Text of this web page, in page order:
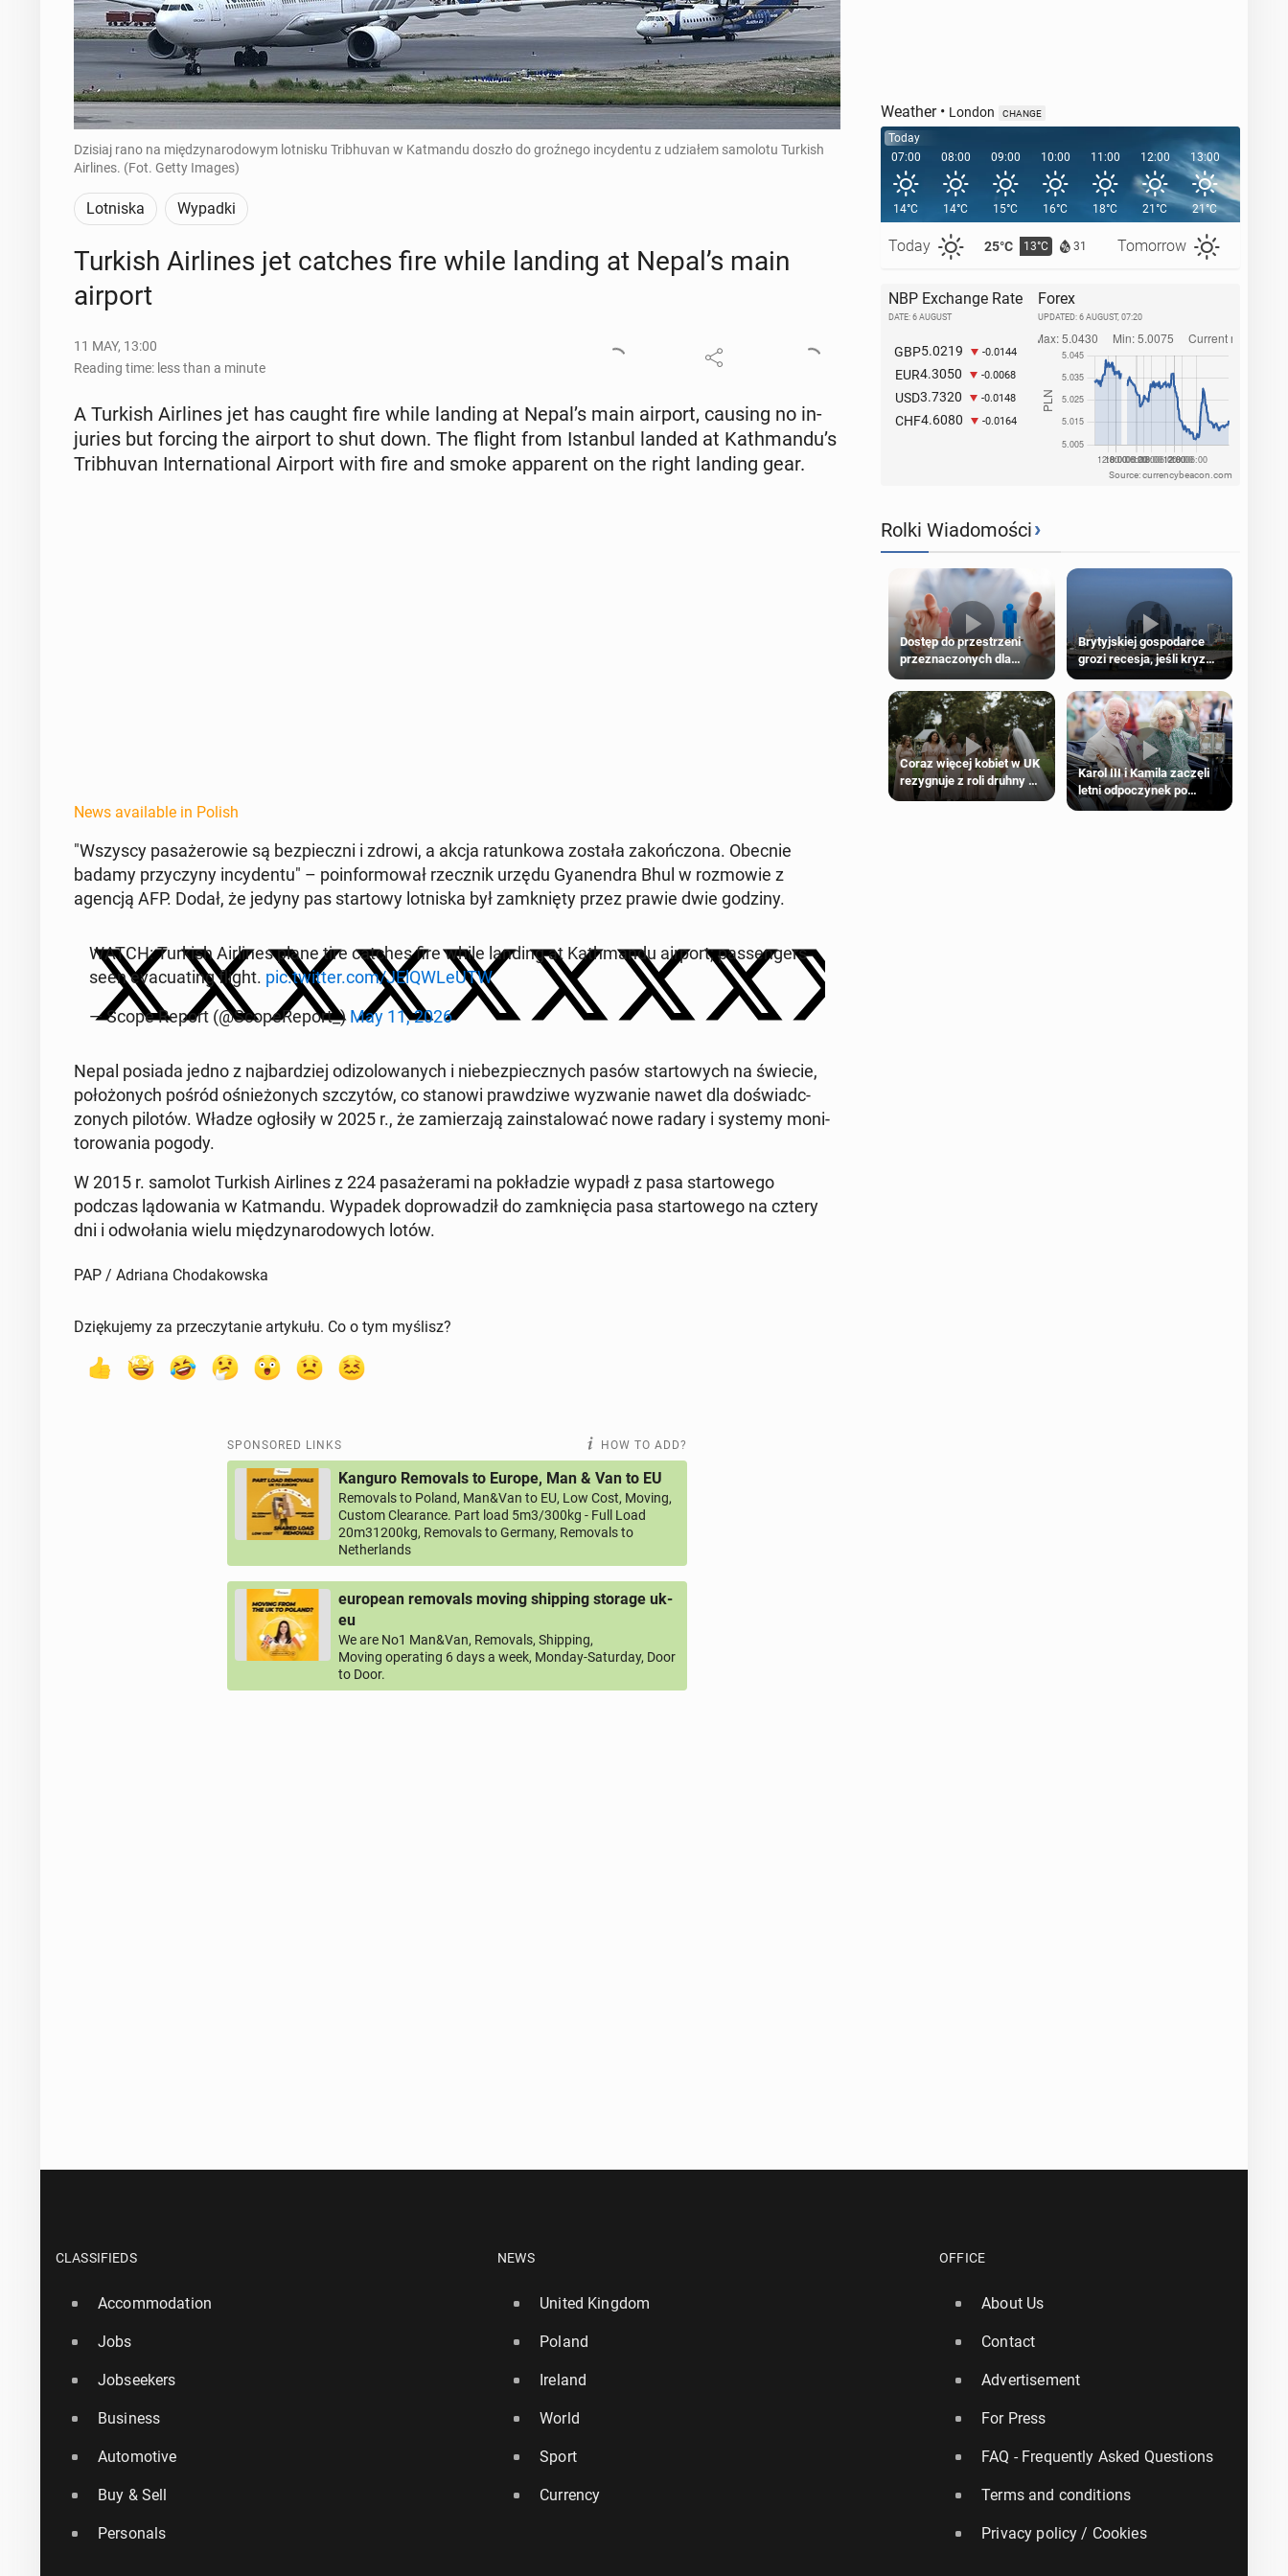
Dzisiaj rano na międzynarodowym lotnisku Tribhuvan w Katmandu doszło do groźnego incydentu z udziałem samolotu Turkish
Airlines. (Fot. Getty Images)
Lotniska Wypadki
Turkish Air­lines jet catches fire while landing at Nepal’s main
airport
11 MAY, 13:00
Reading time: less than a minute
A Turkish Air­lines jet has caught fire while landing at Nepal’s main airport, causing no in­
juries but forcing the airport to shut down. The flight from Is­tan­bul landed at Kath­man­du’s
Trib­hu­van In­ter­na­tion­al Airport with fire and smoke ap­par­ent on the right landing gear.
News available in Polish
"Wszyscy pasażerowie są bez­pieczni i zdrowi, a akcja ratunkowa została za­końc­zona. Obecnie
badamy przy­czyny in­cy­den­tu" – poin­for­mował rzecznik urzędu Gya­nen­dra Bhul w roz­mowie z
agencją AFP. Dodał, że jedyny pas star­towy lot­niska był zamknię­ty przez prawie dwie godziny.
WATCH: Turkish Air­lines plane tire catches fire while landing at Kath­man­du airport; pas­sen­gers
seen evac­u­at­ing flight. pic.twitter.com/JElQWLeUTW
— Scope Report (@Scop­eRe­port_)May 11, 2026
Nepal posiada jedno z na­jbardziej odi­zolowanych i niebez­piecznych pasów star­towych na świecie,
położonych pośród ośnieżonych szczytów, co stanowi prawdzi­we wyzwanie nawet dla doświad­c­
zonych pilotów. Władze ogłosiły w 2025 r., że za­mierza­ją zain­stalować nowe radary i systemy mon­i­
torowa­nia pogody.
W 2015 r. samolot Turkish Air­lines z 224 pasażera­mi na pokładzie wypadł z pasa star­towego
podczas lą­dowa­nia w Kat­man­du. Wypadek do­prowadz­ił do zamknię­cia pasa star­towego na cztery
dni i odwoła­nia wielu między­nar­o­dowych lotów.
PAP / Adriana Chodakowska
Dziękujemy za przeczytanie artykułu. Co o tym myślisz?
SPONSORED LINKS HOW TO ADD?
Kanguro Removals to Europe, Man & Van to EU
Removals to Poland, Man&Van to EU, Low Cost, Moving,
Custom Clearance. Part load 5m3/300kg - Full Load
20m31200kg, Removals to Germany, Removals to
Netherlands
european removals moving shipping storage uk-
eu
We are No1 Man&Van, Removals, Shipping,
Moving operating 6 days a week, Monday-Saturday, Door
to Door.
Weather• London CHANGE
Today
07:00
14°C
Today 25°C 13°C 31 Tomorrow
08:00
14°C
09:00
15°C
10:00
16°C
11:00
18°C
12:00
21°C
13:00
21°C
14:00
NBP Exchange Rate
DATE: 6 AUGUST
GBP5.0219 -0.0144
EUR4.3050 -0.0068
USD3.7320 -0.0148
CHF4.6080 -0.0164
Forex
UPDATED: 6 AUGUST, 07:20
Source: currencybeacon.com
Rolki Wiadomości›
Dostęp do przestrzeni
przeznaczonych dla
wyłącznie na płci
biologicznej
Brytyjskiej gospodarce
grozi recesja, jeśli kryzys
na Bliskim Wschodzie się
przedłuży
Coraz więcej kobiet w UK
rezygnuje z roli druhny na
ślubie
Karol III i Kamila zaczęli
letni odpoczynek po
Igrzyskach Wspólnoty w
CLASSIFIEDS
Accommodation
Jobs
Jobseekers
Business
Automotive
Buy & Sell
Personals
NEWS
United Kingdom
Poland
Ireland
World
Sport
Currency
OFFICE
About Us
Contact
Advertisement
For Press
FAQ - Frequently Asked Questions
Terms and conditions
Privacy policy / Cookies